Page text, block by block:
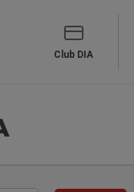
Club DIA